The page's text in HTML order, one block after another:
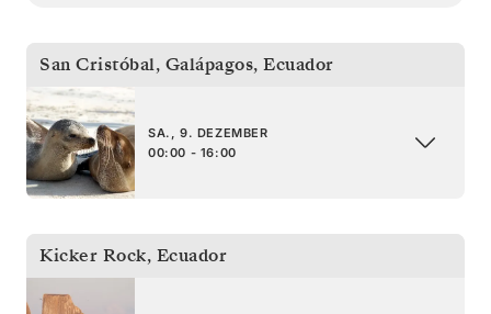
San Cristóbal, Galápagos, Ecuador
SA., 9. DEZEMBER
00:00 - 16:00
Kicker Rock, Ecuador